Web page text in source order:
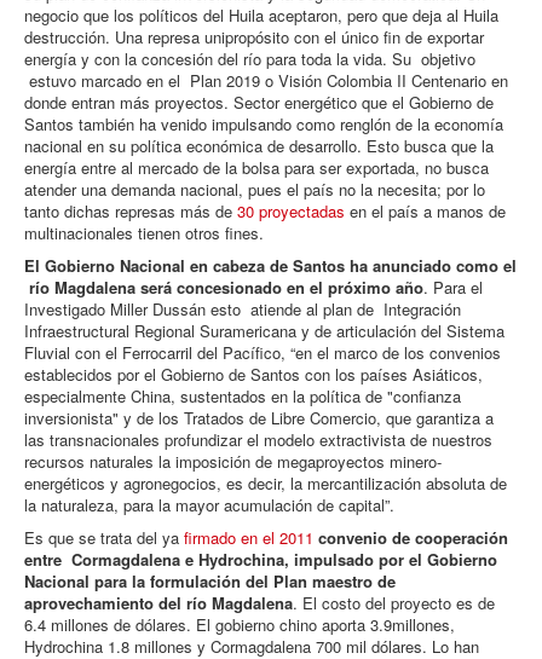
negocio que los políticos del Huila aceptaron, pero que deja al Huila
destrucción. Una represa unipropósito con el único fin de exportar
energía y con la concesión del río para toda la vida. Su objetivo
estuvo marcado en el Plan 2019 o Visión Colombia II Centenario en
donde entran más proyectos. Sector energético que el Gobierno de
Santos también ha venido impulsando como renglón de la economía
nacional en su política económica de desarrollo. Esto busca que la
energía entre al mercado de la bolsa para ser exportada, no busca
atender una demanda nacional, pues el país no la necesita; por lo
tanto dichas represas más de 30 proyectadas en el país a manos de
multinacionales tienen otros fines.
El Gobierno Nacional en cabeza de Santos ha anunciado como el
río Magdalena será concesionado en el próximo año. Para el
Investigado Miller Dussán esto atiende al plan de Integración
Infraestructural Regional Suramericana y de articulación del Sistema
Fluvial con el Ferrocarril del Pacífico, “en el marco de los convenios
establecidos por el Gobierno de Santos con los países Asiáticos,
especialmente China, sustentados en la política de "confianza
inversionista" y de los Tratados de Libre Comercio, que garantiza a
las transnacionales profundizar el modelo extractivista de nuestros
recursos naturales la imposición de megaproyectos minero-
energéticos y agronegocios, es decir, la mercantilización absoluta de
la naturaleza, para la mayor acumulación de capital”.
Es que se trata del ya firmado en el 2011 convenio de cooperación
entre Cormagdalena e Hydrochina, impulsado por el Gobierno
Nacional para la formulación del Plan maestro de
aprovechamiento del río Magdalena. El costo del proyecto es de
6.4 millones de dólares. El gobierno chino aporta 3.9millones,
Hydrochina 1.8 millones y Cormagdalena 700 mil dólares. Lo han